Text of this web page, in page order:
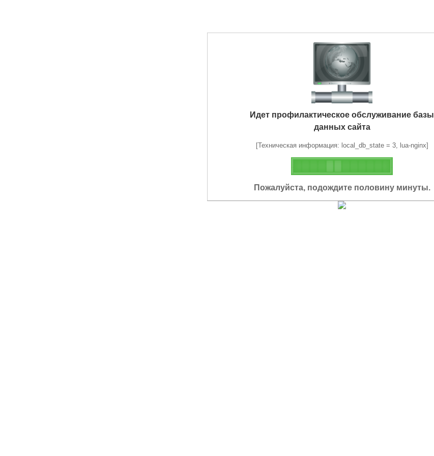
Идет профилактическое обслуживание базы
данных сайта
[Техническая информация: local_db_state = 3, lua-nginx]
Пожалуйста, подождите половину минуты.